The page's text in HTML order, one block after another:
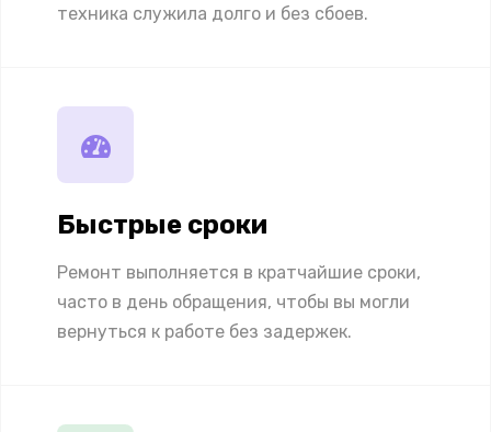
техника служила долго и без сбоев.
Быстрые сроки
Ремонт выполняется в кратчайшие сроки,
часто в день обращения, чтобы вы могли
вернуться к работе без задержек.